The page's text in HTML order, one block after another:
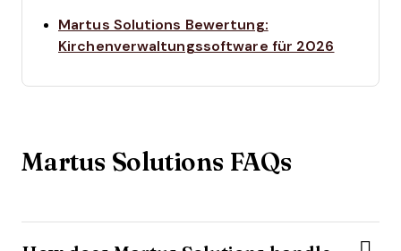
Martus Solutions Bewertung:
Kirchenverwaltungssoftware für 2026
Martus Solutions FAQs